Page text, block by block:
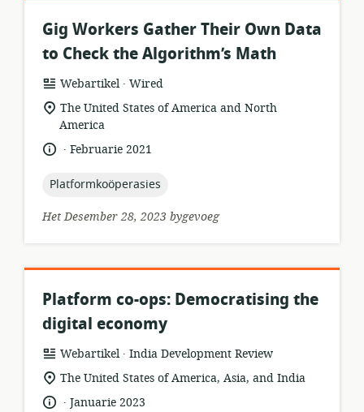
Gig Workers Gather Their Own Data
to Check the Algorithm’s Math
hulpbronformaat:
Webartikel .
uitgewer:
Wired
ligging
van
relevansie:
The United States of America and North
America
taal:.
datumFebruarie 2021
topic:
Platformkoöperasies
Het Desember 28, 2023 bygevoeg
Platform co-ops: Democratising the
digital economy
hulpbronformaat:
Webartikel .
uitgewer:
India Development Review
ligging
van
The United States of America, Asia, and India
taal:.
datumJanuarie 2023